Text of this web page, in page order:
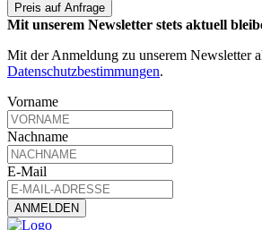
Preis auf Anfrage
Mit unserem Newsletter stets aktuell
Mit der Anmeldung zu unserem Newsletter
Datenschutzbestimmungen.
Vorname
Nachname
E-Mail